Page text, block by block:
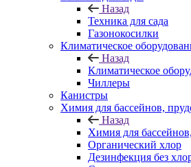
Назад
Техника для сада
Газонокосилки
Климатическое
Назад
Климатическое
Чиллеры
Канистры
Химия для бассейнов,
Назад
Химия для
Органический хлор
Дезинфекция без